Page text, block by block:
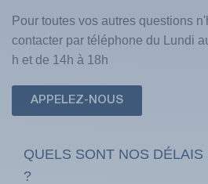
Pour toutes vos autres questions
contacter par téléphone du Lundi
h et de 14h à 18h
APPELEZ-NOUS
QUELS SONT NOS DÉLAIS
?